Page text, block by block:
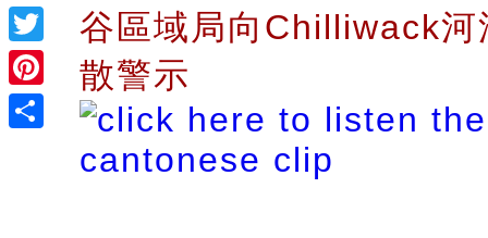
Facebook
Twitter
Pinterest
谷區域局向Chilliwack河
散警示